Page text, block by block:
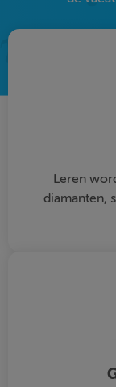
Leren
diamanten,